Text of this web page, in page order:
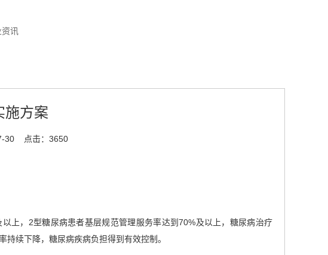
讯
施方案
30
点击：3650
上，2型糖尿病患者基层规范管理服务率达到70%及以上，糖尿病治疗
续下降，糖尿病疾病负担得到有效控制。